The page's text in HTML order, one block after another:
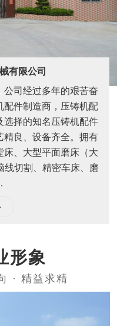
有限公司
公司经过多年的艰苦奋
配件制造商，压铸机配
选择的知名压铸机配件
精良、设备齐全。拥有
床、大型平面磨床（大
线切割、精密车床、磨
形象